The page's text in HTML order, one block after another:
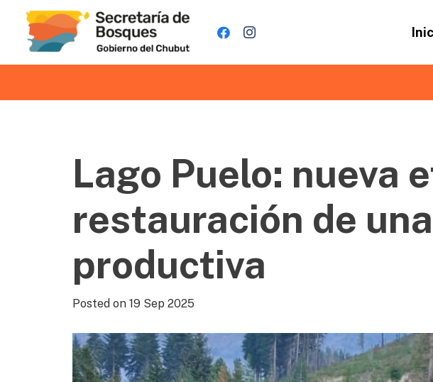
Lago Puelo: nueva
restauración de
productiva
Posted on 19 Sep 2025